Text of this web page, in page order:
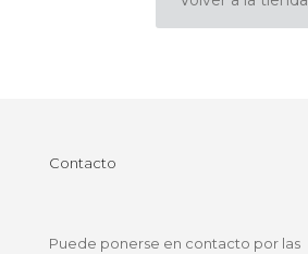
Contacto
Puede ponerse en contacto por las